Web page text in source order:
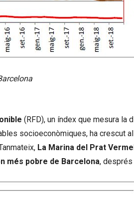
(RFD), un índex que mesura la
socioeconòmiques, ha crescut
La Marina del Prat
més pobre de Barcelona, després